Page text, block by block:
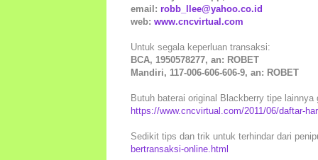
email: robb_llee@yahoo.co.id
web: www.cncvirtual.com
Untuk segala keperluan transaksi:
BCA, 1950578277, an: ROBET
Mandiri, 117-006-606-606-9, an: ROBET
Butuh baterai original Blackberry tipe
https://www.cncvirtual.com/2011/06/daftar-
Sedikit tips dan trik untuk terhindar dari
bertransaksi-online.html